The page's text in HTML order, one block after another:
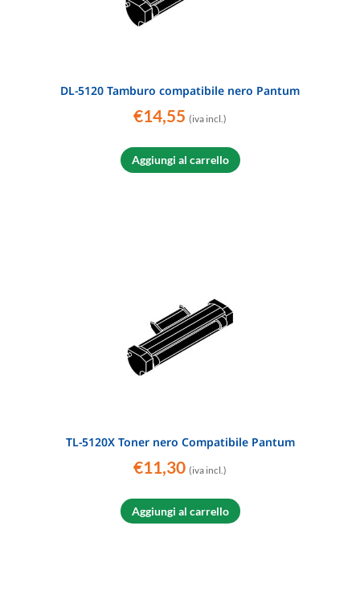
DL-5120 Tamburo compatibile nero Pantum
€14,55 (iva incl.)
Aggiungi al carrello
TL-5120X Toner nero Compatibile Pantum
€11,30 (iva incl.)
Aggiungi al carrello